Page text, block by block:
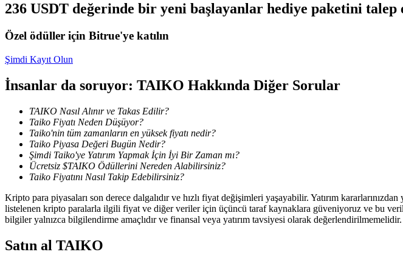
Power Piggy
Günlük rekabetçi ödüller kazanın
236 USDT değerinde bir yeni başlayanlar hediye paketini
Özel ödüller için Bitrue'ye katılın
Şimdi Kayıt Olun
İnsanlar da soruyor: TAIKO Hakkında Diğer Sorular
TAIKO Nasıl Alınır ve Takas Edilir?
Taiko Fiyatı Neden Düşüyor?
Taiko'nin tüm zamanların en yüksek fiyatı nedir?
Taiko Piyasa Değeri Bugün Nedir?
Şimdi Taiko'ye Yatırım Yapmak İçin İyi Bir Zaman mı?
Ücretsiz $TAIKO Ödüllerini Nereden Alabilirsiniz?
Taiko Fiyatını Nasıl Takip Edebilirsiniz?
Kripto para piyasaları son derece dalgalıdır ve hızlı fiyat değişimleri yaşayabilir. Yatırım
listelenen kripto paralarla ilgili fiyat ve diğer veriler için üçüncü taraf kaynaklara güveniyoruz ve bu
bilgiler yalnızca bilgilendirme amaçlıdır ve finansal veya yatırım tavsiyesi olarak
Satın al TAIKO